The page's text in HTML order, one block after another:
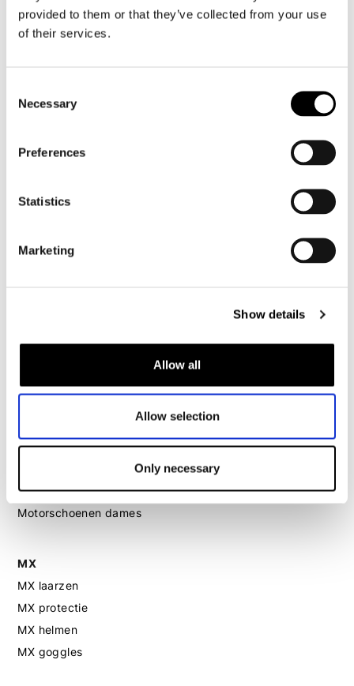
provided to them or that they’ve collected from your use
of their services.
Selection
Necessary
Preferences
Statistics
Marketing
Show details
Allow all
Allow selection
Only necessary
Motorjeans heren
Motorhoodie heren
Motorlaarzen heren
Motorkleding dames
Motorjeans dames
Motorhandschoenen dames
Motorlaarzen dames
Motorschoenen dames
MX
MX laarzen
MX protectie
MX helmen
MX goggles